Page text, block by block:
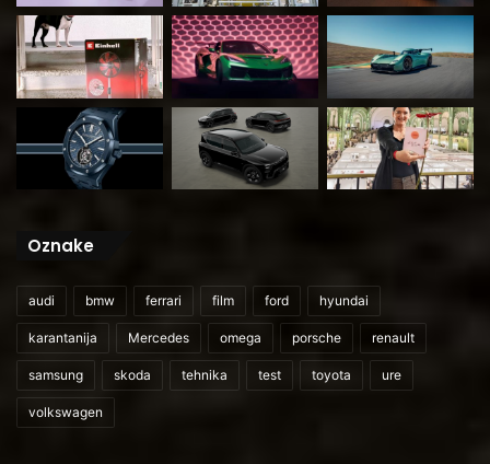
Oznake
audi bmw ferrari film ford hyundai
karantanija Mercedes omega porsche renault
samsung skoda tehnika test toyota ure
volkswagen